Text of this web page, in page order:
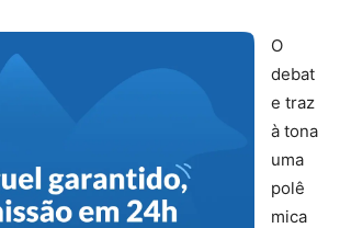
O
debat
e traz
à tona
uma
polê
mica